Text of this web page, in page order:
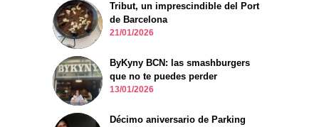
Tribut, un imprescindible del Port
de Barcelona
21/01/2026
ByKyny BCN: las smashburgers
que no te puedes perder
13/01/2026
Décimo aniversario de Parking